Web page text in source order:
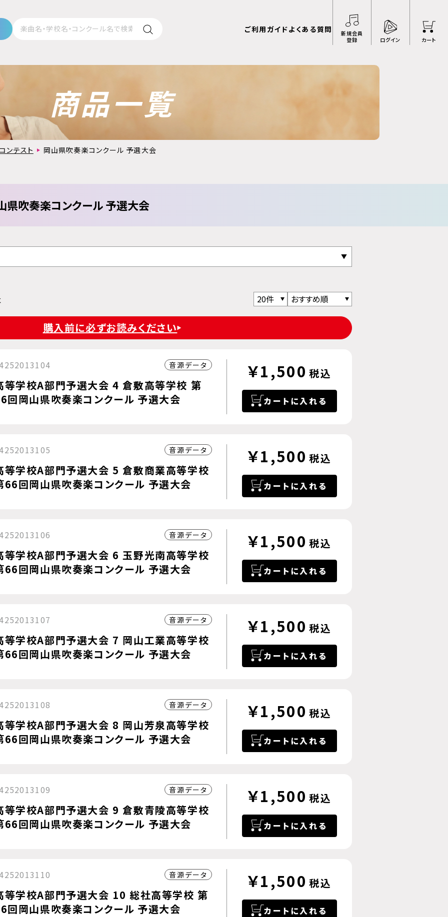
ご利用ガイドよくある質問
新規会員
登録
ログイン カート
商品一覧
ンテスト 岡山県吹奏楽コンクール 予選大会
県吹奏楽コンクール 予選大会
購入前に必ずお読みください
音源データ
等学校A部門予選大会 4 倉敷高等学校 第
回岡山県吹奏楽コンクール 予選大会
￥1,500 税込
カートに入れる
音源データ
等学校A部門予選大会 5 倉敷商業高等学校
66回岡山県吹奏楽コンクール 予選大会
￥1,500 税込
カートに入れる
音源データ
等学校A部門予選大会 6 玉野光南高等学校
66回岡山県吹奏楽コンクール 予選大会
￥1,500 税込
カートに入れる
音源データ
等学校A部門予選大会 7 岡山工業高等学校
66回岡山県吹奏楽コンクール 予選大会
￥1,500 税込
カートに入れる
音源データ
等学校A部門予選大会 8 岡山芳泉高等学校
66回岡山県吹奏楽コンクール 予選大会
￥1,500 税込
カートに入れる
音源データ
等学校A部門予選大会 9 倉敷青陵高等学校
66回岡山県吹奏楽コンクール 予選大会
￥1,500 税込
カートに入れる
音源データ
等学校A部門予選大会 10 総社高等学校 第
回岡山県吹奏楽コンクール 予選大会
￥1,500 税込
カートに入れる